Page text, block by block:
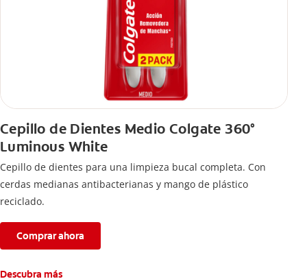
Cepillo de Dientes Medio Colgate 360°
Luminous White
Cepillo de dientes para una limpieza bucal completa. Con
cerdas medianas antibacterianas y mango de plástico
reciclado.
Comprar ahora
Descubra más